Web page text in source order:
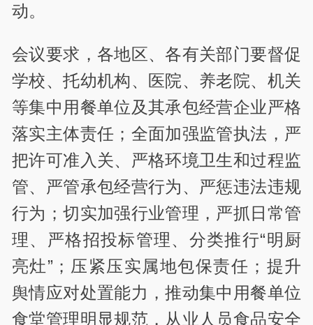
动。
会议要求，各地区、各有关部门要督促
学校、托幼机构、医院、养老院、机关
等集中用餐单位及其承包经营企业严格
落实主体责任；全面加强监管执法，严
把许可准入关、严格环境卫生和过程监
管、严管承包经营行为、严惩违法违规
行为；切实加强行业管理，严抓日常管
理、严格招投标管理、分类推行“明厨
亮灶”；压紧压实属地包保责任；提升
舆情应对处置能力，推动集中用餐单位
食堂管理明显规范，从业人员食品安全